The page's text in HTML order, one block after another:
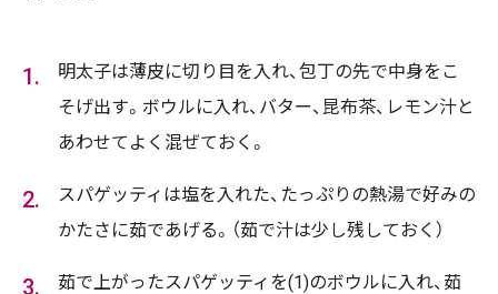
明太子は薄皮に切り目を入れ、包丁の先で中身をこ
そげ出す。ボウルに入れ、バター、昆布茶、レモン汁と
あわせてよく混ぜておく。
スパゲッティは塩を入れた、たっぷりの熱湯で好みの
かたさに茹であげる。（茹で汁は少し残しておく）
茹で上がったスパゲッティを(1)のボウルに入れ、茹